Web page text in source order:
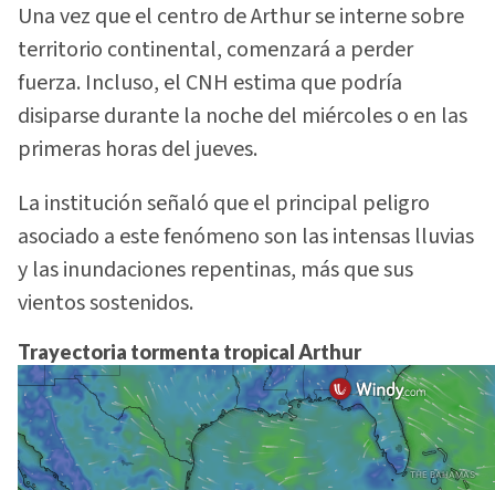
Una vez que el centro de Arthur se interne sobre
territorio continental, comenzará a perder
fuerza. Incluso, el CNH estima que podría
disiparse durante la noche del miércoles o en las
primeras horas del jueves.
La institución señaló que el principal peligro
asociado a este fenómeno son las intensas lluvias
y las inundaciones repentinas, más que sus
vientos sostenidos.
Trayectoria tormenta tropical Arthur